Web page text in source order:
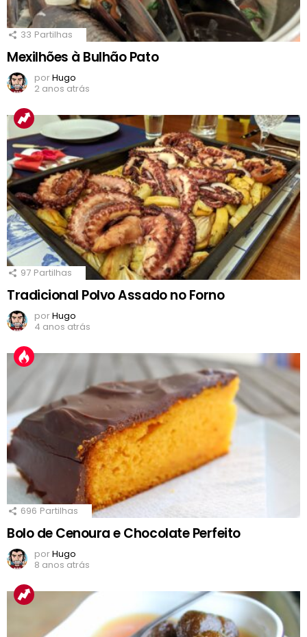
33 Partilhas
Mexilhões à Bulhão Pato
porHugo
2 anos atrás
97 Partilhas
Tradicional Polvo Assado no Forno
porHugo
4 anos atrás
696 Partilhas
Bolo de Cenoura e Chocolate Perfeito
porHugo
8 anos atrás